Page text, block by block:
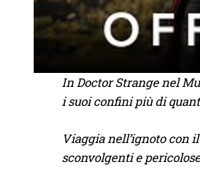
In Doctor Strange nel
i suoi confini più di
Viaggia nell’ignoto con
sconvolgenti e